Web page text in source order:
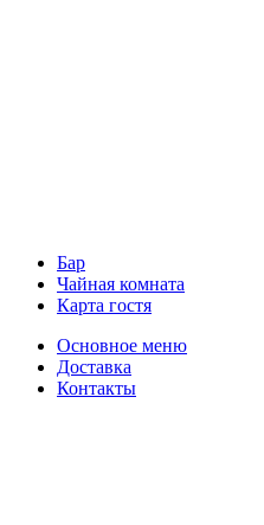
Бар
Чайная комната
Карта гостя
Основное меню
Доставка
Контакты